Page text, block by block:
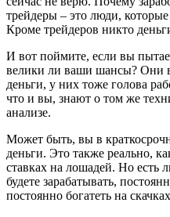
трейдеры – это люди,
Кроме трейдеров никто
И вот поймите, если вы
велики ли ваши шансы? Они
деньги, у них тоже голова
что и вы, знают о том же
анализе.
Может быть, вы в
деньги. Это также реально,
ставках на лошадей. Но есть
будете зарабатывать,
постоянно богатеть на